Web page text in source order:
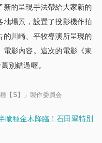
的呈現手法帶給大家新的
場景，設置了投影機作拍
川崎、平牧導演所呈現的
影內容。這次的電影《東
別錯過喔。
【S】」製作委員会
喰種金木降臨！石田翠特別